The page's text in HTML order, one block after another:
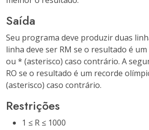
Saída
Seu programa deve produzir duas
linha deve ser RM se o resultado é
ou * (asterisco) caso contrário. A
RO se o resultado é um recorde
(asterisco) caso contrário.
Restrições
1 ≤ R ≤ 1000